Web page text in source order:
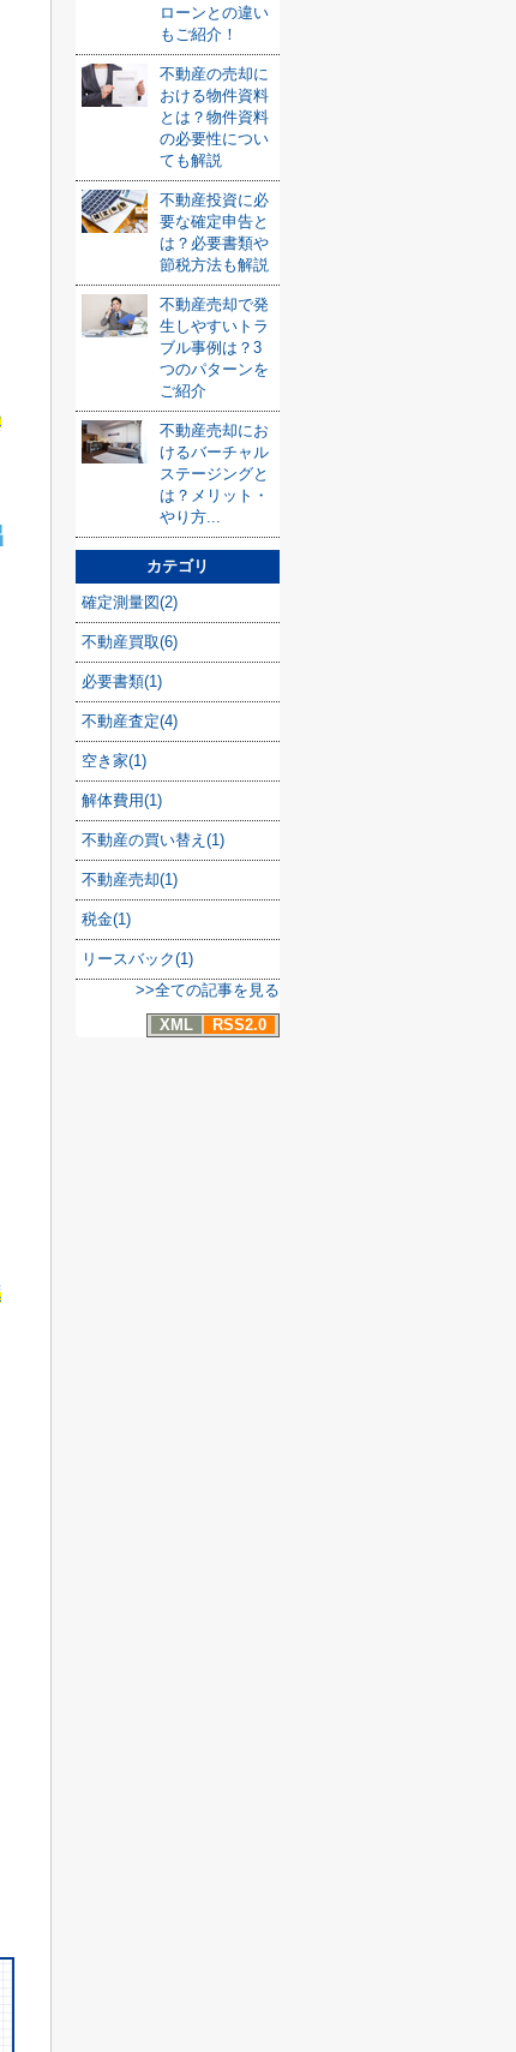
ローンとの違い
もご紹介！
不動産の売却に
おける物件資料
とは？物件資料
の必要性につい
ても解説
不動産投資に必
要な確定申告と
は？必要書類や
節税方法も解説
不動産売却で発
生しやすいトラ
ブル事例は？3
つのパターンを
ご紹介
不動産売却にお
けるバーチャル
ステージングと
は？メリット・
やり方...
カテゴリ
確定測量図(2)
不動産買取(6)
必要書類(1)
不動産査定(4)
空き家(1)
解体費用(1)
不動産の買い替え(1)
不動産売却(1)
税金(1)
リースバック(1)
>>全ての記事を見る
XML
RSS2.0